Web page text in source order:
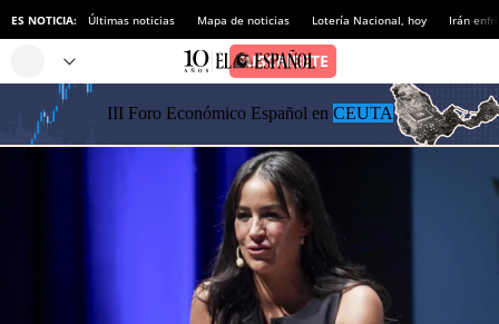
ES NOTICIA: Últimas noticias Mapa de noticias Lotería Nacional, hoy Irán
III Foro Económico Español en CEUTA